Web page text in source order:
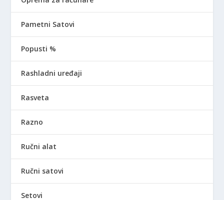
Pametni Satovi
Popusti %
Rashladni uređaji
Rasveta
Razno
Ručni alat
Ručni satovi
Setovi